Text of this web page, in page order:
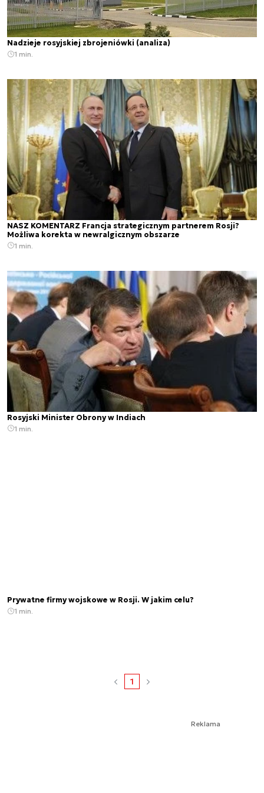
Nadzieje rosyjskiej zbrojeniówki (analiza)
1 min.
NASZ KOMENTARZ Francja strategicznym partnerem Rosji?
Możliwa korekta w newralgicznym obszarze
1 min.
Rosyjski Minister Obrony w Indiach
1 min.
Prywatne firmy wojskowe w Rosji. W jakim celu?
1 min.
1
Reklama